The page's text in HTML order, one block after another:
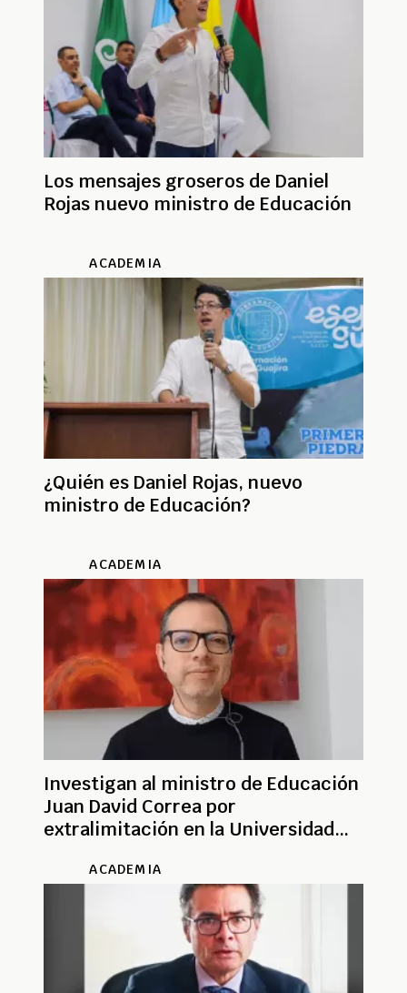
Los mensajes groseros de Daniel
Rojas nuevo ministro de Educación
ACADEMIA
¿Quién es Daniel Rojas, nuevo
ministro de Educación?
ACADEMIA
Investigan al ministro de Educación
Juan David Correa por
extralimitación en la Universidad
ACADEMIA